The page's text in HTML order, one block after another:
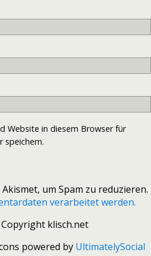
Website in diesem Browser für
speichern.
um Spam zu reduzieren.
verarbeitet werden.
klisch.net
powered by UltimatelySocial